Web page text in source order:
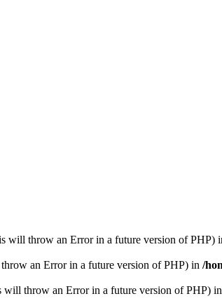
will throw an Error in a future version of PHP)
an Error in a future version of PHP) in /
will throw an Error in a future version of PHP) in